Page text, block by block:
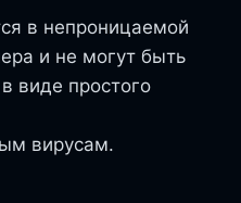
в непроницаемой
и не могут быть
виде простого
вирусам.